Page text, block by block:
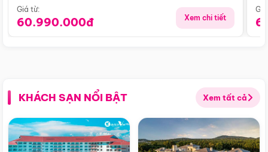
Giá từ:
60.990.000đ Xem chi tiết
KHÁCH SẠN NỔI BẬT Xem tất cả